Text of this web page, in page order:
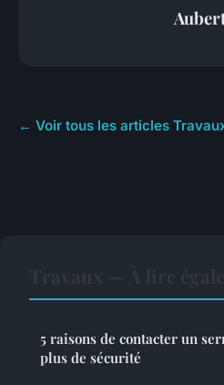
← Voir tous les articles
5 raisons de contacter un
plus de sécurité